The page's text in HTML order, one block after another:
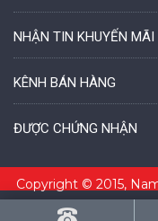
NHẬN TIN KHUYẾN MÃI
KÊNH BÁN HÀNG
ĐƯỢC CHỨNG NHẬN
Copyright © 2015,